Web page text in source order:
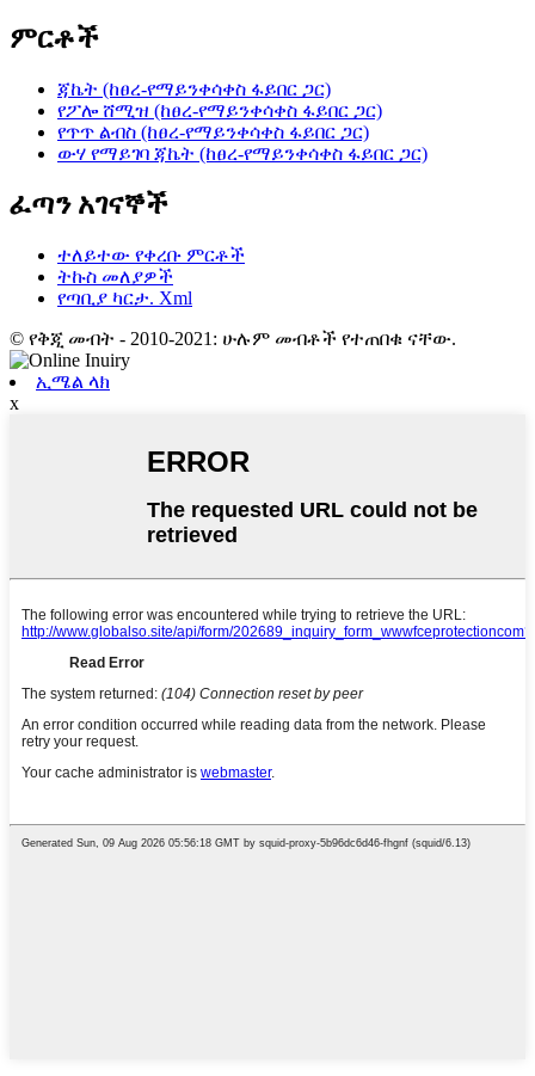
ምርቶች
ጃኬት (ከፀረ-የማይንቀሳቀስ ፋይበር ጋር)
የፖሎ ሸሚዝ (ከፀረ-የማይንቀሳቀስ ፋይበር ጋር)
የጥጥ ልብስ (ከፀረ-የማይንቀሳቀስ ፋይበር ጋር)
ውሃ የማይገባ ጃኬት (ከፀረ-የማይንቀሳቀስ ፋይበር ጋር)
ፈጣን አገናኞች
ተለይተው የቀረቡ ምርቶች
ትኩስ መለያዎች
የጣቢያ ካርታ. Xml
© የቅጂ መብት - 2010-2021: ሁሉም መብቶች የተጠበቁ ናቸው.
ኢሜል ላክ
x